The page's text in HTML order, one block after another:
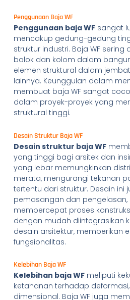
Penggunaan Baja WF
Penggunaan baja WFsangat
mencakup gedung-gedung
struktur industri. Baja WF
balok dan kolom dalam
elemen struktural dalam
lainnya. Keunggulan dalam
membuat baja WF sangat
dalam proyek-proyek yang
struktural tinggi.
Desain Struktur Baja WF
Desain struktur baja WF
yang tinggi bagi arsitek dan
yang lebar memungkinkan
merata, mengurangi tekanan
tertentu dari struktur. Desain ini
pemasangan dan pengelasan,
mempercepat proses
dengan mudah diintegrasikan
desain arsitektur, memberikan
fungsionalitas.
Kelebihan Baja WF
Kelebihan baja WFmeliputi
ketahanan terhadap
dimensional. Baja WF juga